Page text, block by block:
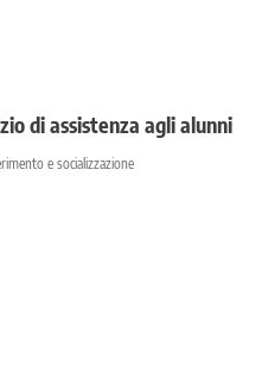
di assistenza agli alunni
e socializzazione